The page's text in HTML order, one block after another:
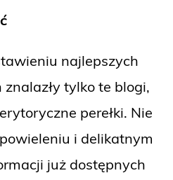
najlepszych
tylko te blogi,
perełki. Nie
i delikatnym
już dostępnych